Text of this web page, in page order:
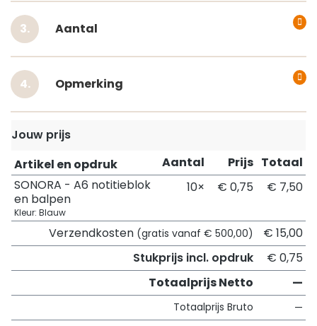
Aantal
Opmerking
Jouw prijs
Artikel en opdruk
Aantal Prijs Totaal
SONORA - A6 notitieblok
en balpen
Kleur: Blauw
10× € 0,75 € 7,50
Verzendkosten (gratis vanaf € 500,00)
€ 15,00
Stukprijs incl. opdruk
€ 0,75
Totaalprijs Netto
—
Totaalprijs Bruto —